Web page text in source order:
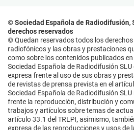
© Sociedad Española de Radiodifusión,
derechos reservados
© Quedan reservados todos los
radiofónicos y las obras y prestaciones
como sobre los contenidos publicados
Sociedad Española de Radiodifusión SLU
expresa frente al uso de sus obras y
de revistas de prensa prevista en el
Sociedad Española de Radiodifusión
frente la reproducción, distribución y
trabajos y artículos sobre temas de
artículo 33.1 del TRLPI, asimismo,
expresa de las reproducciones y usos de